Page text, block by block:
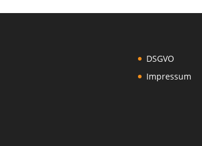
DSGVO
Impressum